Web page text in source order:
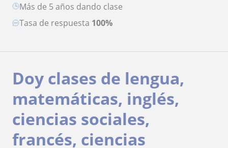
más de 5 años dando clase
Tasa de respuesta 100%
Doy clases de lengua,
matemáticas, inglés,
ciencias sociales,
francés, ciencias